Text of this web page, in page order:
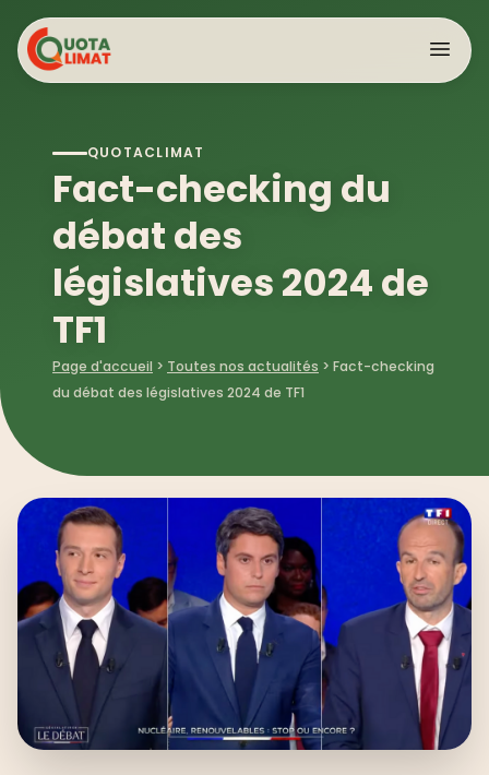
L’association
Mobilisation citoyenne >
Plaidoyer
Nos derniers rapports
QUOTACLIMAT
Fact-checking du
débat des
législatives 2024 de
TF1
Page d'accueil > Toutes nos actualités > Fact-checking
du débat des législatives 2024 de TF1
Panneau de gestion des cookies